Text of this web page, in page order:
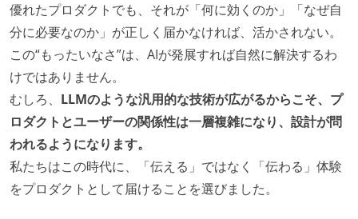
優れたプロダクトでも、それが「何に効くのか」「なぜ自
分に必要なのか」が正しく届かなければ、活かされない。
この“もったいなさ”は、AIが発展すれば自然に解決するわ
けではありません。
むしろ、 LLMのような汎用的な技術が広がるからこそ、プ
ロダクトとユーザーの関係性は一層複雑になり、設計が問
われるようになります。
私たちはこの時代に、「伝える」ではなく「伝わる」体験
をプロダクトとして届けることを選びました。